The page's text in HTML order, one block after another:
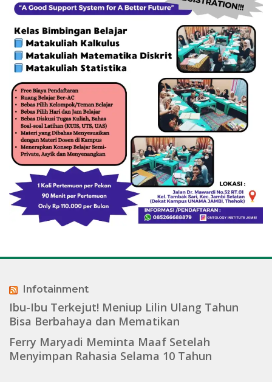
Infotainment
Ibu-Ibu Terkejut! Meniup Lilin Ulang Tahun
Bisa Berbahaya dan Mematikan
Ferry Maryadi Meminta Maaf Setelah
Menyimpan Rahasia Selama 10 Tahun